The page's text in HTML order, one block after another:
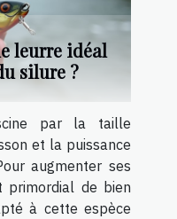
leurre idéal
silure ?
par la taille
et la puissance
augmenter ses
primordial de bien
à cette espèce